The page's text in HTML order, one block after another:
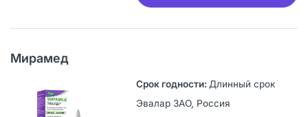
Мирамед
Длинный срок
Эвалар ЗАО, Россия